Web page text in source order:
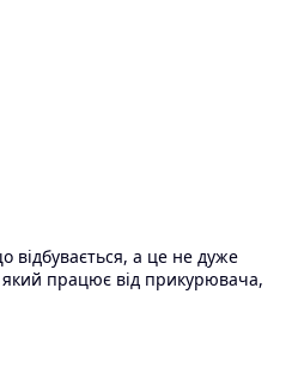
відбувається, а це не дуже
який працює від прикурювача,